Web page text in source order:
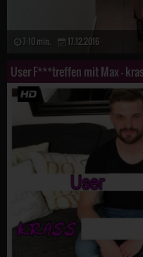
7:10 min. 17.12.2016
User F***treffen mit Max -